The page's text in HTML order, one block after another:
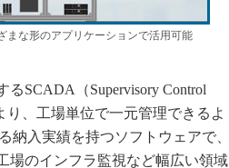
まな形のアプリケーションで活用可能
SCADA（Supervisory Control
り、工場単位で一元管理できるよ
納入実績を持つソフトウェアで、
場のインフラ監視など幅広い領域